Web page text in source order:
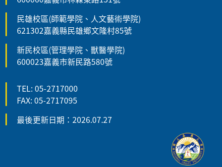
民雄校區(師範學院、人文藝術學院)
621302嘉義縣民雄鄉文隆村85號
新民校區(管理學院、獸醫學院)
600023嘉義市新民路580號
TEL: 05-2717000
FAX: 05-2717095
最後更新日期：2026.07.27